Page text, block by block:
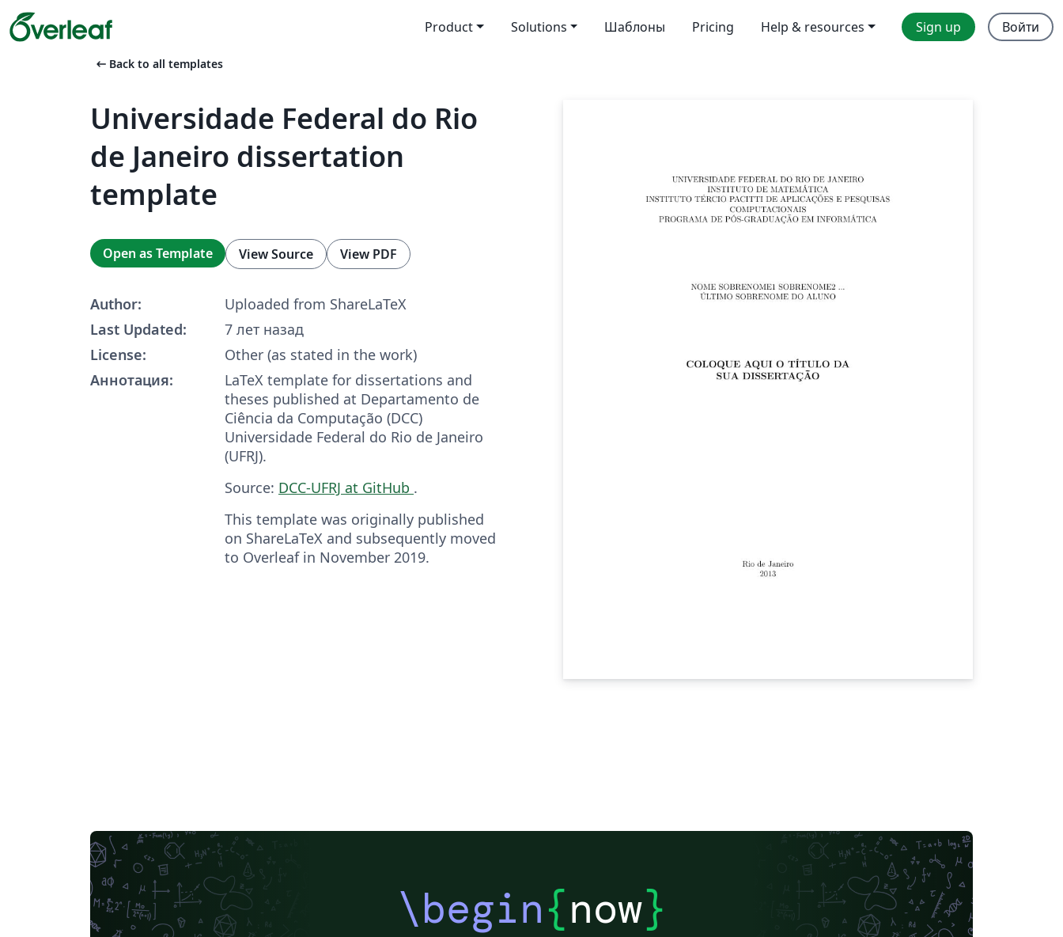
Product Solutions Шаблоны Pricing Help & resources Sign up Войти
arrow_left_alt Back to all templates
Universidade Federal do Rio
de Janeiro dissertation
template
Open as Template View Source View PDF
Author:
Uploaded from ShareLaTeX
Last Updated:
7 лет назад
License:
Other (as stated in the work)
Аннотация:
LaTeX template for dissertations and
theses published at Departamento de
Ciência da Computação (DCC)
Universidade Federal do Rio de Janeiro
(UFRJ).
Source: DCC-UFRJ at GitHub .
This template was originally published
on ShareLaTeX and subsequently moved
to Overleaf in November 2019.
\begin{now}